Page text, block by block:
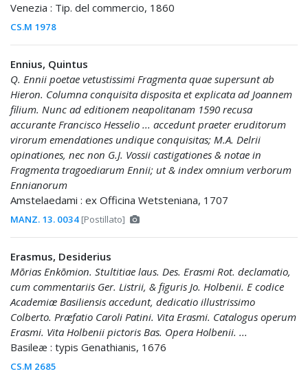
Venezia : Tip. del commercio, 1860
CS.M 1978
Ennius, Quintus
Q. Ennii poetae vetustissimi Fragmenta quae supersunt ab
Hieron. Columna conquisita disposita et explicata ad Joannem
filium. Nunc ad editionem neapolitanam 1590 recusa
accurante Francisco Hesselio ... accedunt praeter eruditorum
virorum emendationes undique conquisitas; M.A. Delrii
opinationes, nec non G.J. Vossii castigationes & notae in
Fragmenta tragoediarum Ennii; ut & index omnium verborum
Ennianorum
Amstelaedami : ex Officina Wetsteniana, 1707
MANZ. 13. 0034 [Postillato]
Erasmus, Desiderius
Mōrias Enkōmion. Stultitiae laus. Des. Erasmi Rot. declamatio,
cum commentariis Ger. Listrii, & figuris Jo. Holbenii. E codice
Academiæ Basiliensis accedunt, dedicatio illustrissimo
Colberto. Præfatio Caroli Patini. Vita Erasmi. Catalogus operum
Erasmi. Vita Holbenii pictoris Bas. Opera Holbenii. ...
Basileæ : typis Genathianis, 1676
CS.M 2685